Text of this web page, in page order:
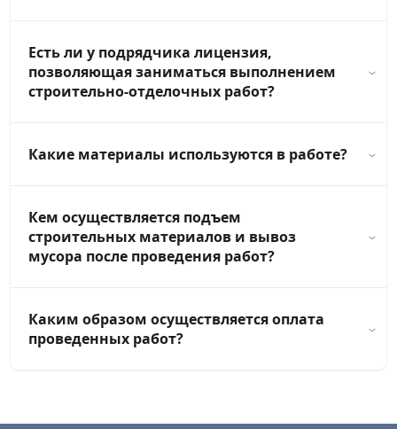
Есть ли у подрядчика лицензия,
позволяющая заниматься выполнением
строительно-отделочных работ?
Какие материалы используются в работе?
Кем осуществляется подъем
строительных материалов и вывоз
мусора после проведения работ?
Каким образом осуществляется оплата
проведенных работ?